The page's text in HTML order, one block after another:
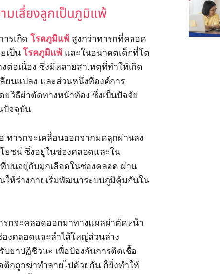
มเสี่ยงลูกเป็นภูมิแพ้
รเกิด โรคภูมิแพ้ สูงกว่าทารกที่คลอด
เป็น โรคภูมิแพ้ และในอนาคตเด็กที่โต
ต่อเนื่อง ซึ่งมีหลายสาเหตุที่ทำให้เกิด
ยนแปลง และส่วนหนึ่งที่องค์การ
วิธีผ่าตัดทางหน้าท้อง ซึ่งเป็นปัจจัย
ปัจจุบัน
ทารกจะเคลื่อนออกจากมดลูกผ่านลง
ยชน์ ซึ่งอยู่ในช่องคลอดและใน
ปนอยู่กับมูกเลือดในช่องคลอด ผ่าน
ให้ร่างกายเริ่มพัฒนาระบบภูมิคุ้มกันใน
กจะคลอดออกมาทางแผลผ่าตัดหน้า
งคลอดและลำไส้ใหญ่ส่วนล่าง
ยาปฏิชีวนะ เพื่อป้องกันการติดเชื้อ
กถูกฆ่าทำลายไปด้วยกัน ก็ยิ่งทำให้